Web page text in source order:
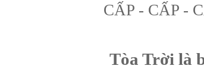
CẤP - CẤP -
Tòa Trời là